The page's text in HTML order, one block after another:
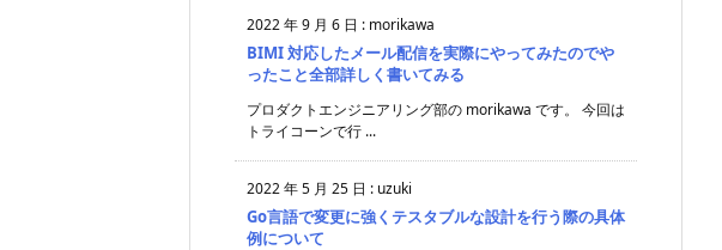
2022 年 9 月 6 日 : morikawa
BIMI 対応したメール配信を実際にやってみたのでや
ったこと全部詳しく書いてみる
プロダクトエンジニアリング部の morikawa です。 今回は
トライコーンで行 ...
2022 年 5 月 25 日 : uzuki
Go言語で変更に強くテスタブルな設計を行う際の具体
例について